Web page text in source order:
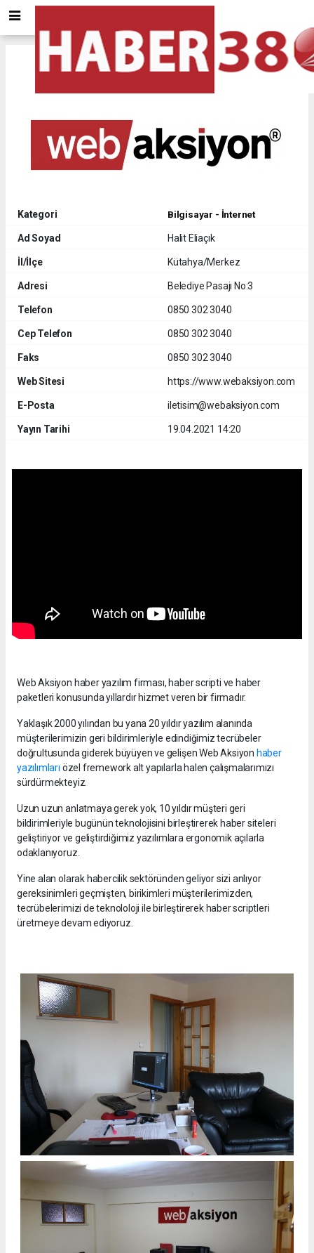
Web Aksiyon
Kategori Bilgisayar - İnternet
Ad Soyad Halit Eliaçık
İl/İlçe Kütahya/Merkez
Adresi Belediye Pasajı No:3
Telefon 0850 302 3040
Cep Telefon 0850 302 3040
Faks 0850 302 3040
Web Sitesi https://www.webaksiyon.com
E-Posta iletisim@webaksiyon.com
Yayın Tarihi 19.04.2021 14:20
Web Aksiyon haber yazılım firması, haber scripti ve haber
paketleri konusunda yıllardır hizmet veren bir firmadır.
Yaklaşık 2000 yılından bu yana 20 yıldır yazılım alanında
müşterilerimizin geri bildirimleriyle edindiğimiz tecrübeler
doğrultusunda giderek büyüyen ve gelişen Web Aksiyon haber
yazılımları özel fremework alt yapılarla halen çalışmalarımızı
sürdürmekteyiz.
Uzun uzun anlatmaya gerek yok, 10 yıldır müşteri geri
bildirimleriyle bugünün teknolojisini birleştirerek haber siteleri
geliştiriyor ve geliştirdiğimiz yazılımlara ergonomik açılarla
odaklanıyoruz.
Yine alan olarak habercilik sektöründen geliyor sizi anlıyor
gereksinimleri geçmişten, birikimleri müşterilerimizden,
tecrübelerimizi de teknololoji ile birleştirerek haber scriptleri
üretmeye devam ediyoruz.